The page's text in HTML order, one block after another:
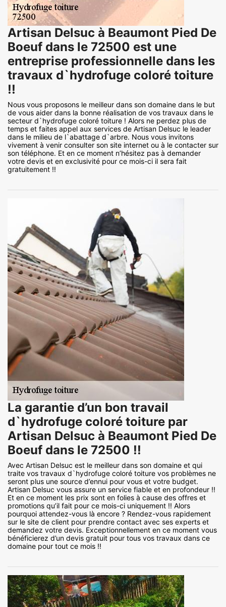
Artisan Delsuc à Beaumont Pied De
Boeuf dans le 72500 est une
entreprise professionnelle dans les
travaux d`hydrofuge coloré toiture
!!
Nous vous proposons le meilleur dans son domaine dans le but
de vous aider dans la bonne réalisation de vos travaux dans le
secteur d`hydrofuge coloré toiture ! Alors ne perdez plus de
temps et faites appel aux services de Artisan Delsuc le leader
dans le milieu de l`abattage d`arbre. Nous vous invitons
vivement à venir consulter son site internet ou à le contacter sur
son téléphone. Et en ce moment n’hésitez pas à demander
votre devis et en exclusivité pour ce mois-ci il sera fait
gratuitement !!
La garantie d’un bon travail
d`hydrofuge coloré toiture par
Artisan Delsuc à Beaumont Pied De
Boeuf dans le 72500 !!
Avec Artisan Delsuc est le meilleur dans son domaine et qui
traite vos travaux d`hydrofuge coloré toiture vos problèmes ne
seront plus une source d’ennui pour vous et votre budget.
Artisan Delsuc vous assure un service fiable et en profondeur !!
Et en ce moment les prix sont en folies à cause des offres et
promotions qu’il fait pour ce mois-ci uniquement !! Alors
pourquoi attendez-vous là encore ? Rendez-vous rapidement
sur le site de client pour prendre contact avec ses experts et
demandez votre devis. Exceptionnellement en ce moment vous
bénéficierez d’un devis gratuit pour tous vos travaux dans ce
domaine pour tout ce mois !!